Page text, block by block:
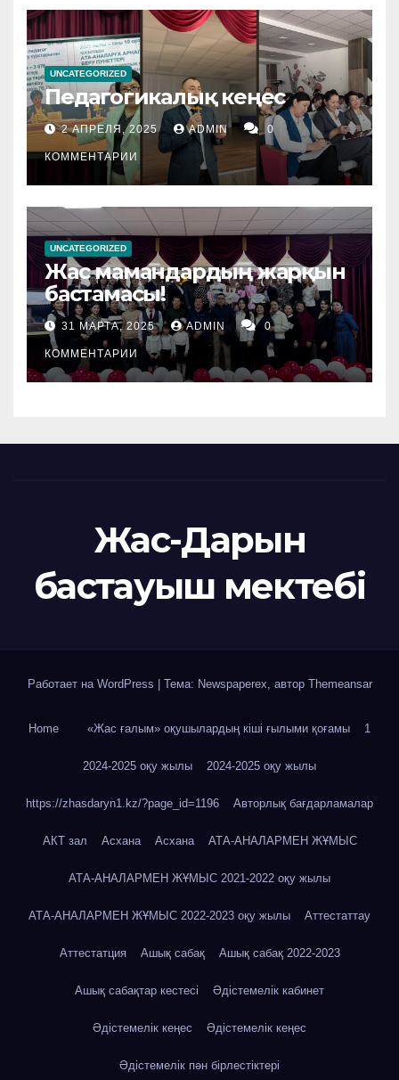
UNCATEGORIZED
Педагогикалық кеңес
2 АПРЕЛЯ, 2025 ADMIN 0
КОММЕНТАРИИ
UNCATEGORIZED
Жас мамандардың жарқын
бастамасы!
31 МАРТА, 2025 ADMIN 0
КОММЕНТАРИИ
Жас-Дарын
бастауыш мектебі
Работает на WordPress | Тема: Newspaperex, автор Themeansar
Home «Жас ғалым» оқушылардың кіші ғылыми қоғамы 1
2024-2025 оқу жылы 2024-2025 оқу жылы
https://zhasdaryn1.kz/?page_id=1196 Авторлық бағдарламалар
АКТ зал Асхана Асхана АТА-АНАЛАРМЕН ЖҰМЫС
АТА-АНАЛАРМЕН ЖҰМЫС 2021-2022 оқу жылы
АТА-АНАЛАРМЕН ЖҰМЫС 2022-2023 оқу жылы Аттестаттау
Аттестатция Ашық сабақ Ашық сабақ 2022-2023
Ашық сабақтар кестесі Әдістемелік кабинет
Әдістемелік кеңес Әдістемелік кеңес
Әдістемелік пән бірлестіктері